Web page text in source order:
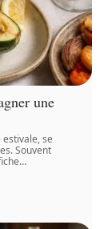
une
se
Souvent
…